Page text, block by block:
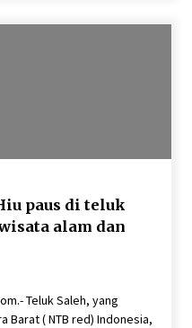
paus di teluk
alam dan
Teluk Saleh, yang
Barat ( NTB red) Indonesia,